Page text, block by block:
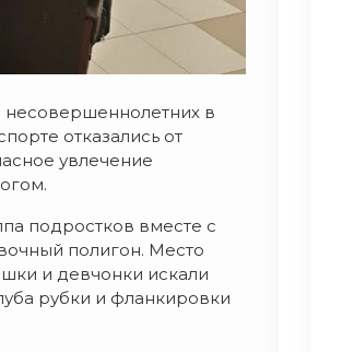
в
отказались от
увлечение
подростков вместе с
полигон. Место
и девчонки искали
рубки и фланкировки